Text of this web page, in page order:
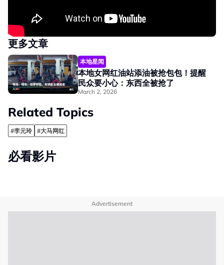
更多文章
本地星闻
本地女网红油站添油被抢包包！提醒
民众要小心：东西全被抢了
March 2, 2026
Related Topics
#李元玲 #大马网红
必看影片
Advertisement